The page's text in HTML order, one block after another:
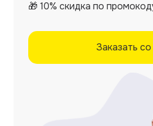
🎁 10% скидка по
Заказать